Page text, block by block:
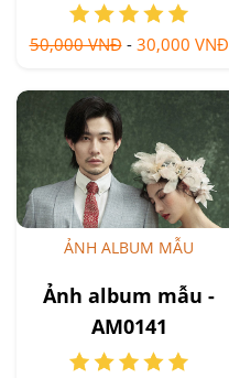
50,000 VNĐ- 30,000 VNĐ
ẢNH ALBUM MẪU
Ảnh album mẫu -
AM0141